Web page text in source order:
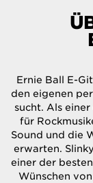
Ernie Ball E-
den eigenen
sucht. Als
für
Sound und die
erwarten.
einer der
Wünschen